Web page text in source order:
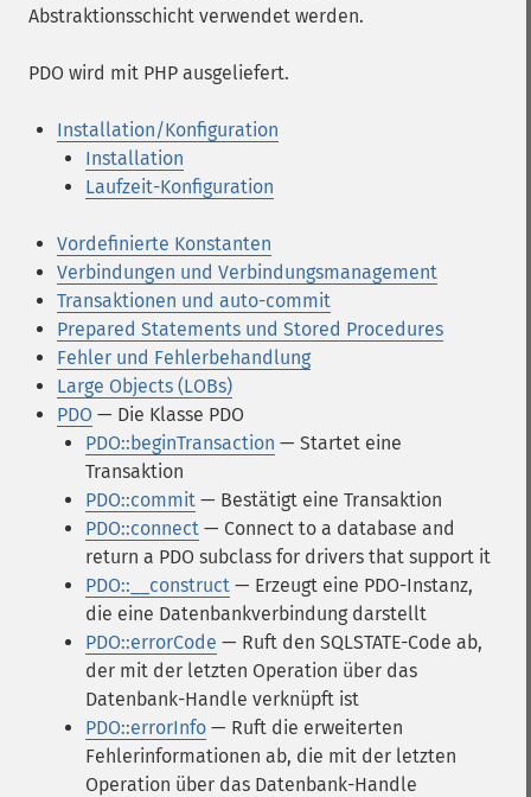
Abstraktionsschicht verwendet werden.
PDO wird mit PHP ausgeliefert.
Installation/Konfiguration
Installation
Laufzeit-Konfiguration
Vordefinierte Konstanten
Verbindungen und Verbindungsmanagement
Transaktionen und auto-commit
Prepared Statements und Stored Procedures
Fehler und Fehlerbehandlung
Large Objects (LOBs)
PDO — Die Klasse PDO
PDO::beginTransaction — Startet eine
Transaktion
PDO::commit — Bestätigt eine Transaktion
PDO::connect — Connect to a database and
return a PDO subclass for drivers that support it
PDO::__construct — Erzeugt eine PDO-Instanz,
die eine Datenbankverbindung darstellt
PDO::errorCode — Ruft den SQLSTATE-Code ab,
der mit der letzten Operation über das
Datenbank-Handle verknüpft ist
PDO::errorInfo — Ruft die erweiterten
Fehlerinformationen ab, die mit der letzten
Operation über das Datenbank-Handle